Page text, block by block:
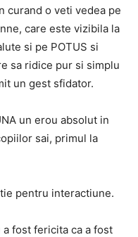
curand o veti vedea pe
care este vizibila la
si pe POTUS si
sa ridice pur si simplu
un gest sfidator.
un erou absolut in
sai, primul la
pentru interactiune.
a fost fericita ca a fost